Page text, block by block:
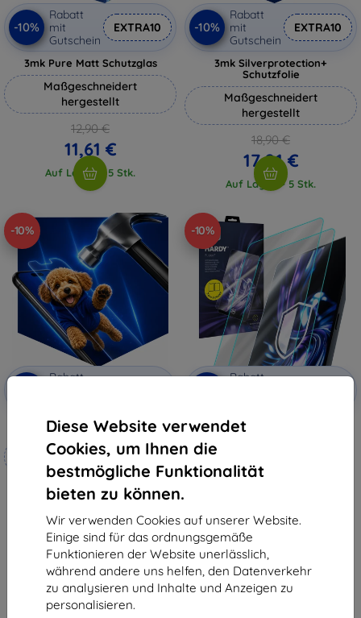
Diese Website verwendet
Cookies, um Ihnen die
bestmögliche Funktionalität
bieten zu können.
Wir verwenden Cookies auf unserer Website.
Einige sind für das ordnungsgemäße
Funktionieren der Website unerlässlich,
während andere uns helfen, den Datenverkehr
zu analysieren und Inhalte und Anzeigen zu
personalisieren.
-10%
Rabatt
mit
Gutschein
EXTRA10
3mk Pure Matt Schutzglas
Maßgeschneidert
hergestellt
12,90 €
11,61 €
Auf Lager > 5 Stk.
-10%
Rabatt
mit
Gutschein
EXTRA10
3mk Silverprotection+
Schutzfolie
Maßgeschneidert
hergestellt
18,90 €
17,01 €
Auf Lager > 5 Stk.
-10%
Rabatt
3mk Hammer Schutzfolie
Maßgeschneidert
hergestellt
19,90 €
17,91 €
Auf Lager 4 Stk.
-10%
Rabatt
3mk Hardy Fusion Hybrid
Panzerglas für Navitel T797 4G
20,61 €
vom ganzen6.